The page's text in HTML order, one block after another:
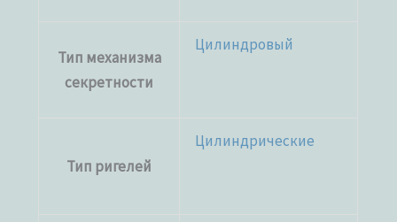
Тип механизма
секретности
Цилиндровый
Тип ригелей
Цилиндрические